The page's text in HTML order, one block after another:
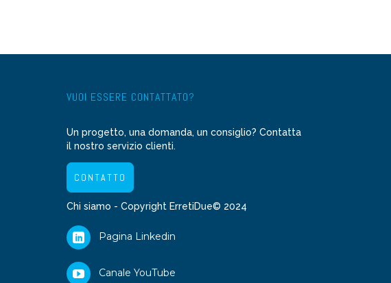
VUOI ESSERE CONTATTATO?
Un progetto, una domanda, un consiglio? Contatta
il nostro servizio clienti.
CONTATTO
Chi siamo - Copyright ErretiDue© 2024
Pagina Linkedin
Canale YouTube